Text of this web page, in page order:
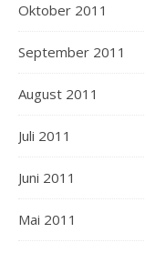
Oktober 2011
September 2011
August 2011
Juli 2011
Juni 2011
Mai 2011